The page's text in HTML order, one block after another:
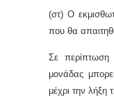
(στ) Ο
που θα
Σε περίπτωση
μονάδας
μέχρι την λήξη